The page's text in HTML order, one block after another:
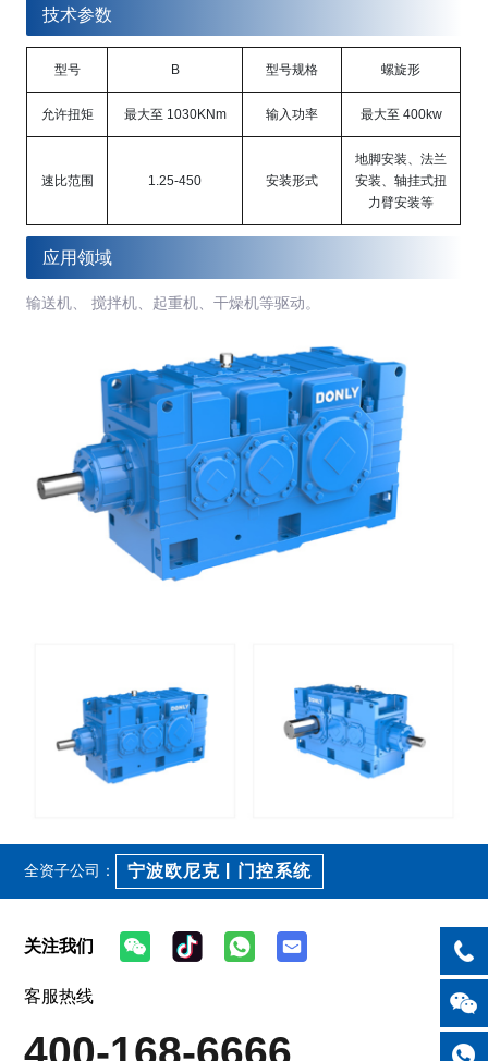
技术参数
型号 B 型号规格 螺旋形
允许扭矩 最大至 1030KNm 输入功率 最大至 400kw
速比范围 1.25-450 安装形式
地脚安装、法兰
安装、轴挂式扭
力臂安装等
应用领域
输送机、 搅拌机、起重机、干燥机等驱动。
全资子公司： 宁波欧尼克 | 门控系统
关注我们
客服热线
400-168-6666